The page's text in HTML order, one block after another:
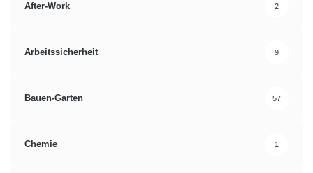
After-Work 2
Arbeitssicherheit 9
Bauen-Garten 57
Chemie 1